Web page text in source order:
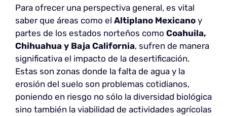
Para ofrecer una perspectiva general, es vital
saber que áreas como el Altiplano Mexicano y
partes de los estados norteños como Coahuila,
Chihuahua y Baja California, sufren de manera
significativa el impacto de la desertificación.
Estas son zonas donde la falta de agua y la
erosión del suelo son problemas cotidianos,
poniendo en riesgo no sólo la diversidad biológica
sino también la viabilidad de actividades agrícolas